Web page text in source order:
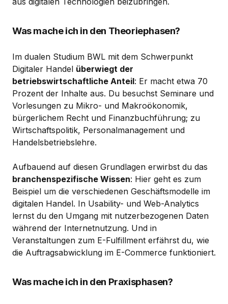
Was mache ich in den Theoriephasen?
Im dualen Studium BWL mit dem Schwerpunkt
Digitaler Handel überwiegt der
betriebswirtschaftliche Anteil: Er macht etwa 70
Prozent der Inhalte aus. Du besuchst Seminare und
Vorlesungen zu Mikro- und Makroökonomik,
bürgerlichem Recht und Finanzbuchführung; zu
Wirtschaftspolitik, Personalmanagement und
Handelsbetriebslehre.
Aufbauend auf diesen Grundlagen erwirbst du das
branchenspezifische Wissen: Hier geht es zum
Beispiel um die verschiedenen Geschäftsmodelle im
digitalen Handel. In Usability- und Web-Analytics
lernst du den Umgang mit nutzerbezogenen Daten
während der Internetnutzung. Und in
Veranstaltungen zum E-Fulfillment erfährst du, wie
die Auftragsabwicklung im E-Commerce funktioniert.
Was mache ich in den Praxisphasen?